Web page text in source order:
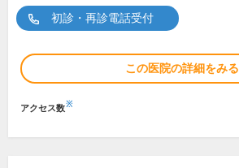
初診・再診電話受付
この医院の詳細をみる
アクセス数※